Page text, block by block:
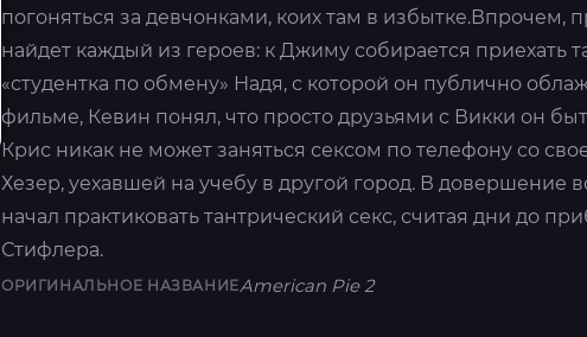
погоняться за девчонками, коих там в избытке.Впрочем,
найдет каждый из героев: к Джиму собирается приехать
«студентка по обмену» Надя, с которой он публично
фильме, Кевин понял, что просто друзьями с Викки он
Крис никак не может заняться сексом по телефону со
Хезер, уехавшей на учебу в другой город. В довершение
начал практиковать тантрический секс, считая дни до
Стифлера.
ОРИГИНАЛЬНОЕ НАЗВАНИЕAmerican Pie 2